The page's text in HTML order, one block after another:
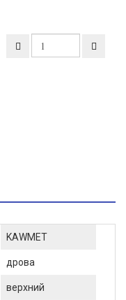
KAWMET
дрова
верхний